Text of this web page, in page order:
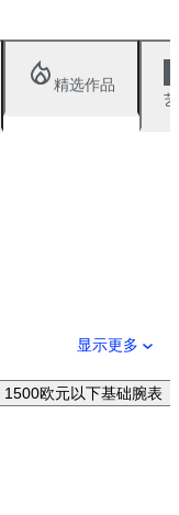
精选作品
显示更多
1500欧元以下基础腕表